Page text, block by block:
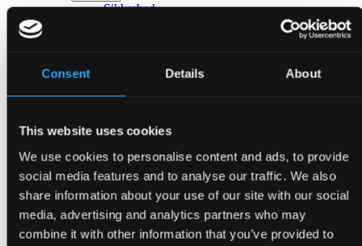
Consent Details About
This website uses cookies
We use cookies to personalise content and ads, to provide
social media features and to analyse our traffic. We also
share information about your use of our site with our social
media, advertising and analytics partners who may
combine it with other information that you’ve provided to
Sikkerhed
Hoteller & overnatning
Transport & parkering
Gå til Services
Bæredygtighed
Adresser og indgange
Virtuel Rundvisning
Kontakt
da
en
Arrangementer